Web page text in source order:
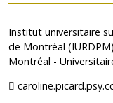
Institut universitaire
de Montréal
Montréal -